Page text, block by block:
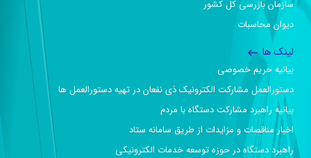
سازمان بازرسی کل کشور
دیوان محاسبات
لینک ها
بیانیه حریم خصوصی
دستورالعمل مشارکت الکترونیک ذی نفعان در تهیه دستورالعمل ها
بیانیه راهبرد مشارکت دستگاه با مردم
اخبار مناقصات و مزایدات از طریق سامانه ستاد
راهبرد دستگاه در حوزه توسعه خدمات الکترونیکی